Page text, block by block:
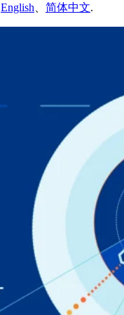
English 简体中文.